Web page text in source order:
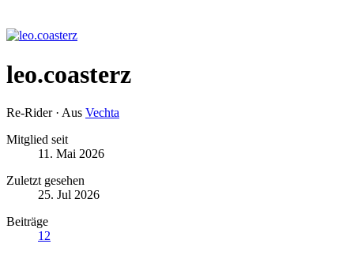
leo.coasterz
Re-Rider · Aus Vechta
Mitglied seit
11. Mai 2026
Zuletzt gesehen
25. Jul 2026
Beiträge
12